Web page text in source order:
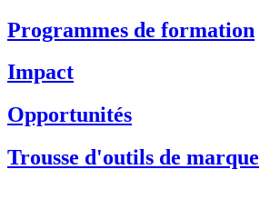
Programmes de formation
Impact
Opportunités
Trousse d'outils de marque